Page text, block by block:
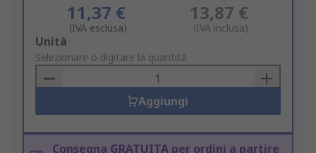
11,37 €
(IVA esclusa)
13,87 €
(IVA inclusa)
Add
to
Basket
Unità
Selezionare o digitare la quantità
Aggiungi
Consegna GRATUITA per ordini a partire